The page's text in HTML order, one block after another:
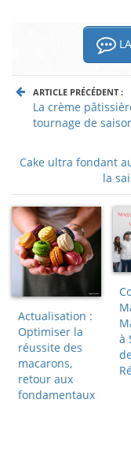
ARTICLE PRÉCÉDENT :
La crème
tournage de
Cake ultra fondant
la
Actualisation :
Optimiser la
réussite des
macarons,
retour aux
fondamentaux
à